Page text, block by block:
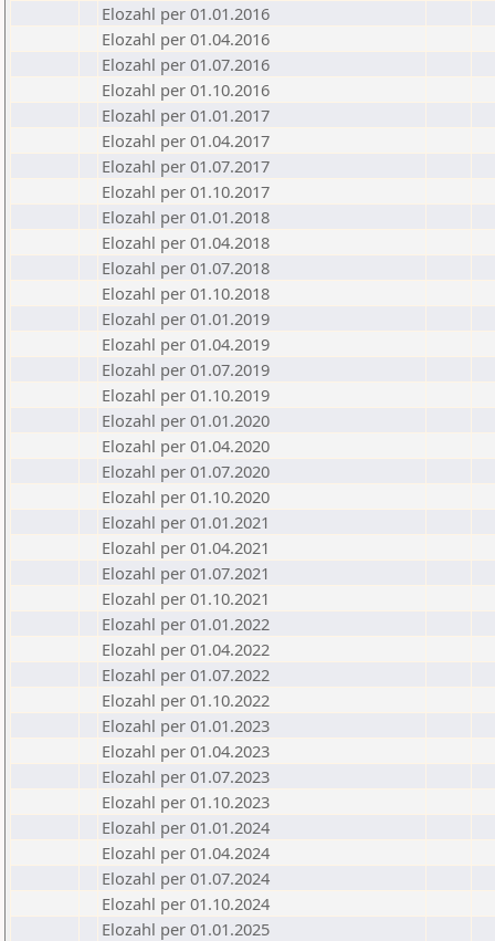
Elozahl per 01.01.2016
Elozahl per 01.04.2016
Elozahl per 01.07.2016
Elozahl per 01.10.2016
Elozahl per 01.01.2017
Elozahl per 01.04.2017
Elozahl per 01.07.2017
Elozahl per 01.10.2017
Elozahl per 01.01.2018
Elozahl per 01.04.2018
Elozahl per 01.07.2018
Elozahl per 01.10.2018
Elozahl per 01.01.2019
Elozahl per 01.04.2019
Elozahl per 01.07.2019
Elozahl per 01.10.2019
Elozahl per 01.01.2020
Elozahl per 01.04.2020
Elozahl per 01.07.2020
Elozahl per 01.10.2020
Elozahl per 01.01.2021
Elozahl per 01.04.2021
Elozahl per 01.07.2021
Elozahl per 01.10.2021
Elozahl per 01.01.2022
Elozahl per 01.04.2022
Elozahl per 01.07.2022
Elozahl per 01.10.2022
Elozahl per 01.01.2023
Elozahl per 01.04.2023
Elozahl per 01.07.2023
Elozahl per 01.10.2023
Elozahl per 01.01.2024
Elozahl per 01.04.2024
Elozahl per 01.07.2024
Elozahl per 01.10.2024
Elozahl per 01.01.2025